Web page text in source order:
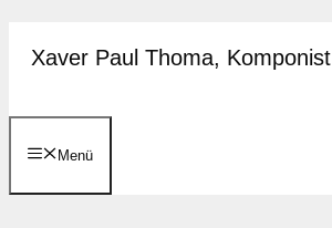
InhaltXaver Paul Thoma, Komponist
Menü